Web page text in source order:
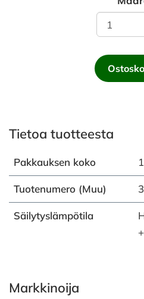
Tietoa tuotteesta
Pakkauksen koko
Tuotenumero (Muu)
Säilytyslämpötila
Markkinoija